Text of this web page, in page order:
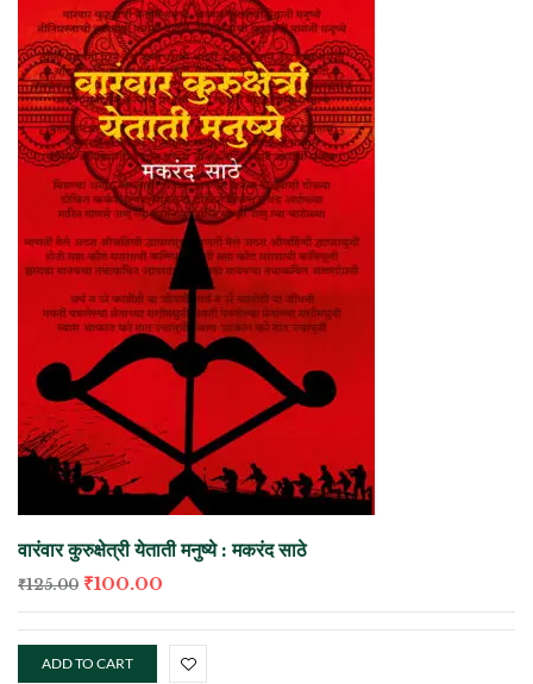
वारंवार कुरुक्षेत्री येताती मनुष्ये : मकरंद साठे
₹125.00 ₹100.00
ADD TO CART